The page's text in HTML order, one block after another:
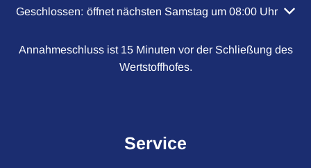
Klicken, um weitere Öffnungs- oder Schließzeiten
Geschlossen: öffnet nächsten Samstag um 08:00 Uhr
Annahmeschluss ist 15 Minuten vor der Schließung des
Wertstoffhofes.
Service